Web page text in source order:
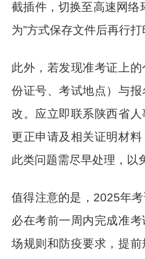
截插件，切换至高速网络
为”方式保存文件后再行打
此外，若发现准考证上
份证号、考试地点）与
改。应立即联系陕西省
更正申请及相关证明材料
此类问题需尽早处理，以
值得注意的是，2025年
必在考前一周内完成准
场规则和防疫要求，提